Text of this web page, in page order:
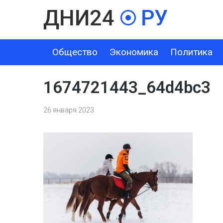
Общество Экономика Политика
ЭКОНОМИКА ПОЛИТИКА ШОУ-БИЗНЕС
1674721443_64d4bc3
26 января 2023